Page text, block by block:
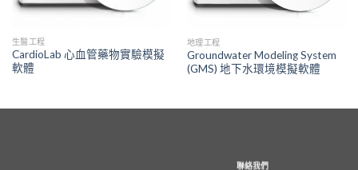
生醫工程
CardioLab 心血管藥物實驗模擬
軟體
地理工程
Groundwater Modeling System
(GMS) 地下水環境模擬軟體
聯絡我們